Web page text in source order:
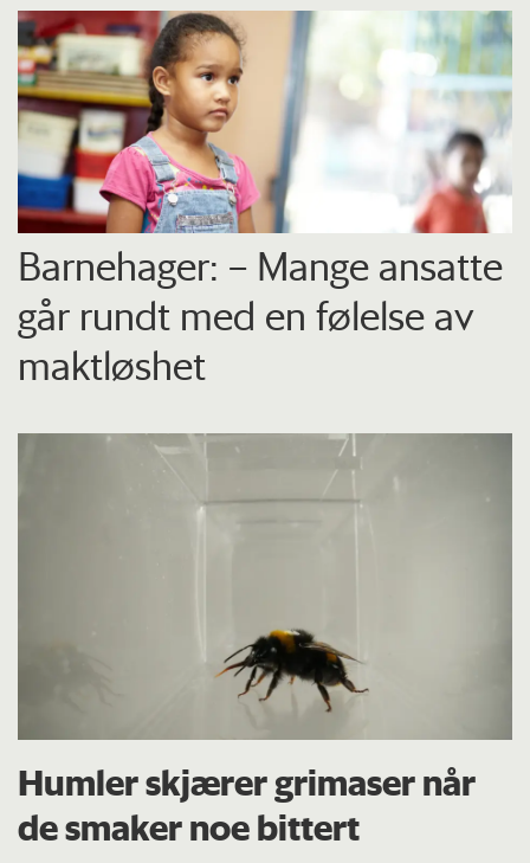
Barnehager: – Mange ansatte
går rundt med en følelse av
maktløshet
Humler skjærer grimaser når
de smaker noe bittert